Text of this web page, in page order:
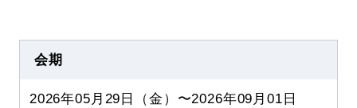
会期
2026年05月29日（金）〜2026年09月01日